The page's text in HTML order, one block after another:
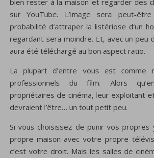
bien rester à la maison et regarder des
sur ​​YouTube. L’image sera peut-
probabilité d’attraper la listériose d’un
regardant sera moindre. Et, avec un peu
aura été téléchargé au bon aspect ratio.
La plupart d’entre vous est comme
professionnels du film. Alors
propriétaires de cinéma, leur exploitant
devraient l’être… un tout petit peu.
Si vous choisissez de punir vos propres
propre maison avec votre propre
c’est votre droit. Mais les salles de